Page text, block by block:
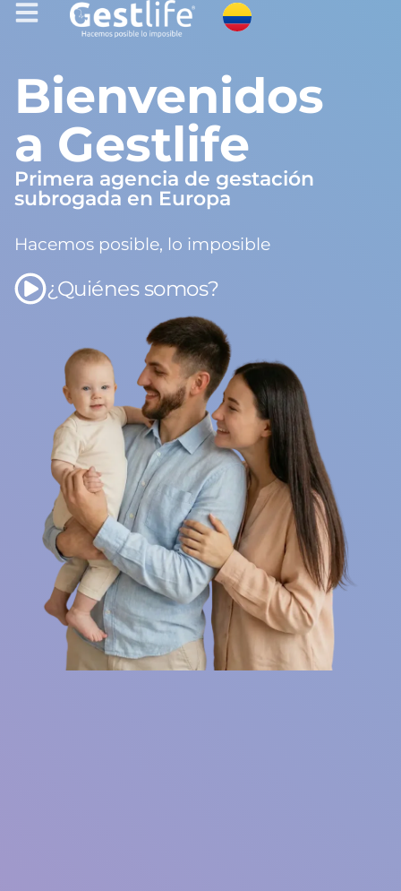
Bienvenidos
a Gestlife
Primera agencia de gestación
subrogada en Europa
Hacemos posible, lo imposible
¿Quiénes somos?